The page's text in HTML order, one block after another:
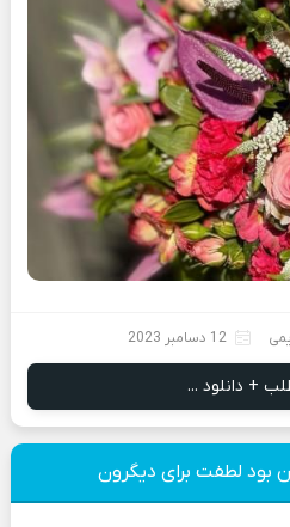
12 دسامبر 2023
+ دانلود ...
بود لطفت برای دیگرون